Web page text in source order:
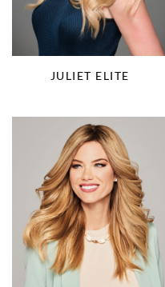
JULIET ELITE